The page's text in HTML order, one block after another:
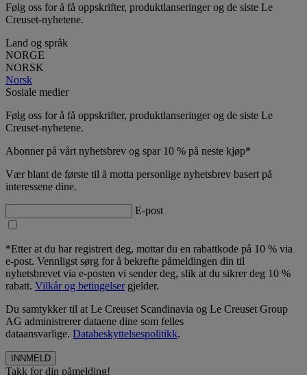
Følg oss for å få oppskrifter, produktlanseringer og de siste Le
Creuset-nyhetene.
Land og språk
NORGE
NORSK
Norsk
Sosiale medier
Følg oss for å få oppskrifter, produktlanseringer og de siste Le
Creuset-nyhetene.
Abonner på vårt nyhetsbrev og spar 10 % på neste kjøp*
Vær blant de første til å motta personlige nyhetsbrev basert på
interessene dine.
E-post
*Etter at du har registrert deg, mottar du en rabattkode på 10 % via
e-post. Vennligst sørg for å bekrefte påmeldingen din til
nyhetsbrevet via e-posten vi sender deg, slik at du sikrer deg 10 %
rabatt. Vilkår og betingelsergjelder.
Du samtykker til at Le Creuset Scandinavia og Le Creuset Group
AG administrerer dataene dine som felles
dataansvarlige. Databeskyttelsespolitikk.
Takk for din påmelding!